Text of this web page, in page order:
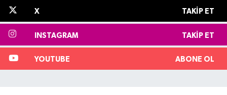
X TAKIP ET
INSTAGRAM TAKIP ET
YOUTUBE ABONE OL